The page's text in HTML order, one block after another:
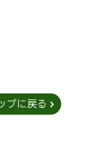
プに戻る